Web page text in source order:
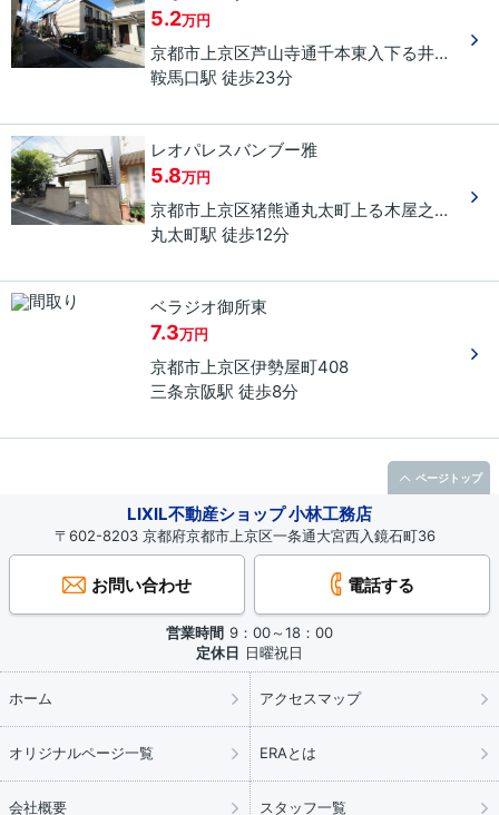
5.2万円
京都市上京区芦山寺通千本東入下る井田町
９
鞍馬口駅 徒歩23分
レオパレスバンブー雅
5.8万円
京都市上京区猪熊通丸太町上る木屋之町
４９
丸太町駅 徒歩12分
ベラジオ御所東
7.3万円
京都市上京区伊勢屋町408
三条京阪駅 徒歩8分
LIXIL不動産ショップ 小林工務店
〒602-8203 京都府京都市上京区一条通大宮西入鏡石町36
お問い合わせ 電話する
営業時間 9：00～18：00
定休日 日曜祝日
ホーム アクセスマップ
オリジナルページ一覧 ERAとは
会社概要 スタッフ一覧
ページトップ